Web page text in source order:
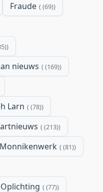
Fraude (69)
nieuws (169)
Larn (78)
(213)
Monnikenwerk (81)
Oplichting (77)